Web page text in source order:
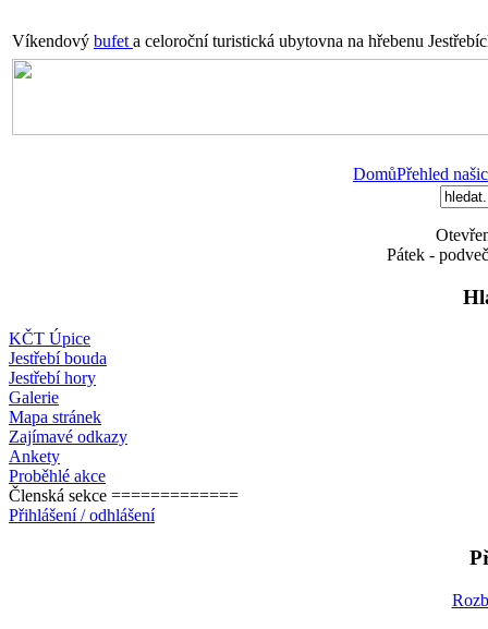
Víkendový bufet a celoroční turistická ubytovna na hřebenu
DomůPřehled
Pátek -
KČT Úpice
Jestřebí bouda
Jestřebí hory
Galerie
Mapa stránek
Zajímavé odkazy
Ankety
Proběhlé akce
Členská sekce =============
Přihlášení / odhlášení